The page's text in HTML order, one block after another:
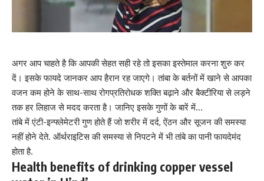
अगर आप चाहते है कि आपकी सेहत सही रहे तो इसका इस्तेमाल करना शुरु कर
दें। इसके फायदे जानकर आप हैरान रह जाएगे। तांबा के बर्तनों में खाने से आपका
वजन कम होने के साथ-साथरोगप्रतिरोधक शक्ति बढ़ाने और बैक्टीरिया से लड़ने
तक हर लिहाज से मदद करता है। जानिए इसके गुणों के बारें में…
तांबे में एंटी-इन्फ्लेमेटरी गुण होते हैं जो शरीर में दर्द, ऐंठन और सूजन की समस्या
नहीं होने देते. ऑर्थराइटिसकी समस्या से निपटने में भी तांबे का पानी फायदेमंद
होता है.
Health benefits of drinking copper vessel